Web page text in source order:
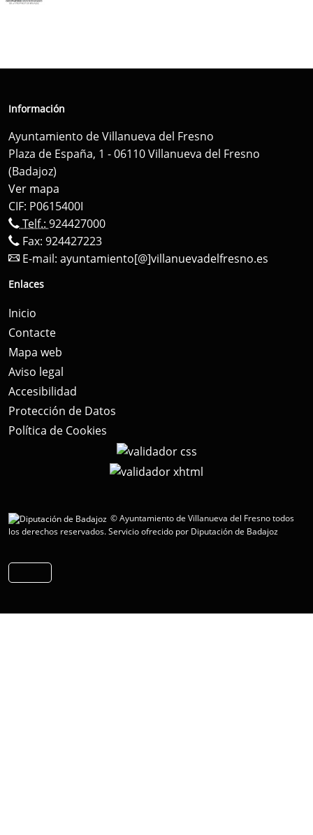
Información
Ayuntamiento de Villanueva del Fresno
Plaza de España, 1 - 06110 Villanueva del Fresno
(Badajoz)
Ver mapa
CIF: P0615400I
Telf.: 924427000
Fax: 924427223
E-mail: ayuntamiento[@]villanuevadelfresno.es
Enlaces
Inicio
Contacte
Mapa web
Aviso legal
Accesibilidad
Protección de Datos
Política de Cookies
© Ayuntamiento de Villanueva del Fresno todos
los derechos reservados.Servicio ofrecido por Diputación de Badajoz